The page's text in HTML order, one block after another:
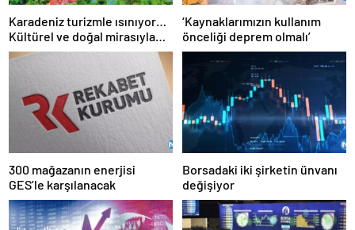
Karadeniz turizmle ısınıyor…
Kültürel ve doğal mirasıyla
özellikle Ortadoğulu
‘Kaynaklarımızın kullanım
önceliği deprem olmalı’
300 mağazanın enerjisi
GES’le karşılanacak
Borsadaki iki şirketin ünvanı
değişiyor